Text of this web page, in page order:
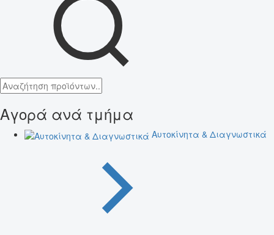
Αγορά ανά τμήμα
Αυτοκίνητα & Διαγνωστικά